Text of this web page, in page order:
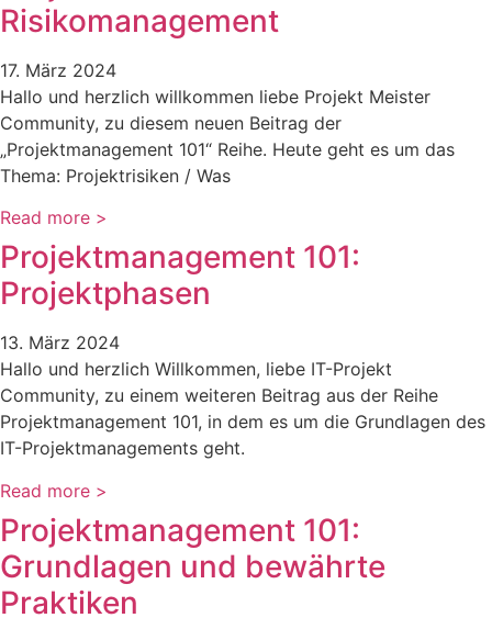
Risikomanagement
17. März 2024
Hallo und herzlich willkommen liebe Projekt Meister
Community, zu diesem neuen Beitrag der
„Projektmanagement 101“ Reihe. Heute geht es um das
Thema: Projektrisiken / Was
Read more >
Projektmanagement 101:
Projektphasen
13. März 2024
Hallo und herzlich Willkommen, liebe IT-Projekt
Community, zu einem weiteren Beitrag aus der Reihe
Projektmanagement 101, in dem es um die Grundlagen des
IT-Projektmanagements geht.
Read more >
Projektmanagement 101:
Grundlagen und bewährte
Praktiken